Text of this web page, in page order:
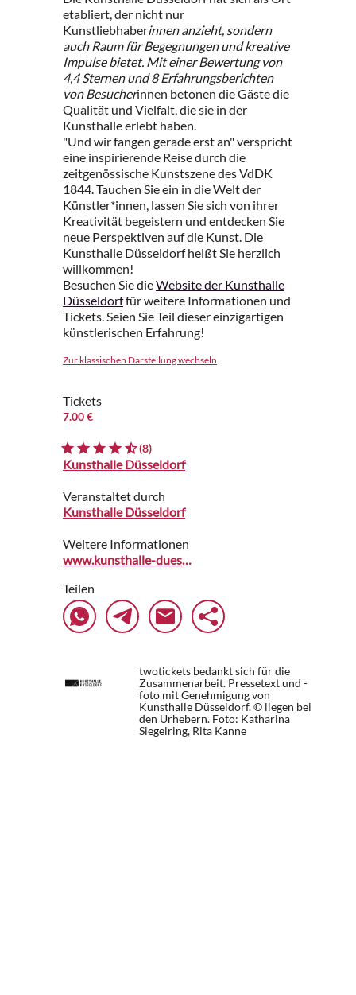
etabliert, der nicht nur
Kunstliebhaberinnen anzieht, sondern
auch Raum für Begegnungen und kreative
Impulse bietet. Mit einer Bewertung von
4,4 Sternen und 8 Erfahrungsberichten
von Besucherinnen betonen die Gäste die
Qualität und Vielfalt, die sie in der
Kunsthalle erlebt haben.
"Und wir fangen gerade erst an" verspricht
eine inspirierende Reise durch die
zeitgenössische Kunstszene des VdDK
1844. Tauchen Sie ein in die Welt der
Künstler*innen, lassen Sie sich von ihrer
Kreativität begeistern und entdecken Sie
neue Perspektiven auf die Kunst. Die
Kunsthalle Düsseldorf heißt Sie herzlich
willkommen!
Besuchen Sie dieWebsite der Kunsthalle
Düsseldorffür weitere Informationen und
Tickets. Seien Sie Teil dieser einzigartigen
künstlerischen Erfahrung!
Zur klassischen Darstellung wechseln
Tickets
7.00 €
(8)
Kunsthalle Düsseldorf
Veranstaltet durch
Kunsthalle Düsseldorf
Weitere Informationen
www.kunsthalle-duesseldorf.de
Teilen
twotickets bedankt sich für die
Zusammenarbeit. Pressetext und -
foto mit Genehmigung von
Kunsthalle Düsseldorf. © liegen bei
den Urhebern. Foto: Katharina
Siegelring, Rita Kanne